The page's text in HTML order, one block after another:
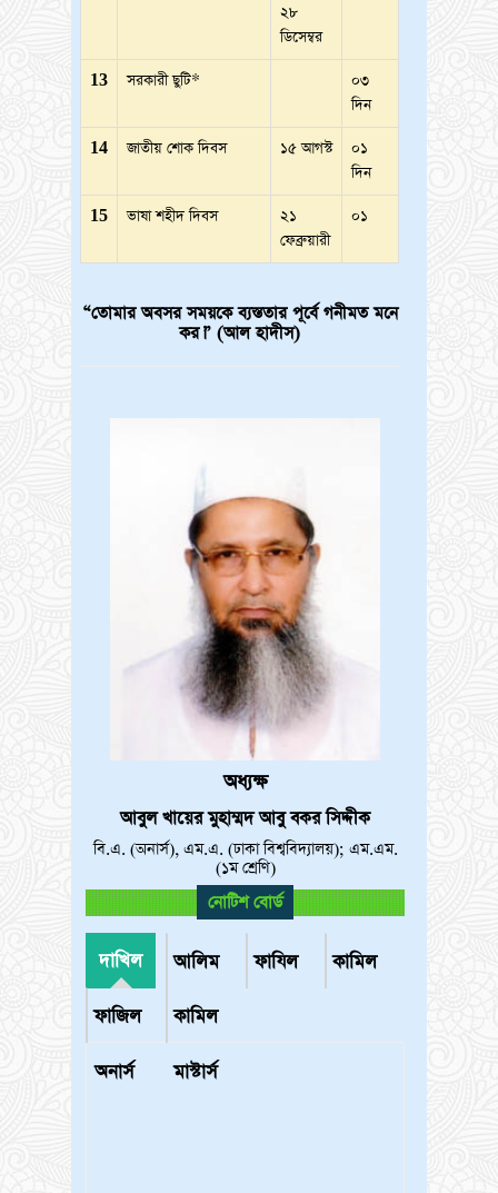
২৮
ডিসেম্বর
13 সরকারী ছুটি*
০৩
দিন
14 জাতীয় শোক দিবস ১৫ আগস্ট
০১
দিন
15 ভাষা শহীদ দিবস
২১
ফেব্রুয়ারী
০১
“তোমার অবসর সময়কে ব্যস্ততার পূর্বে গনীমত মনে
কর।” (আল হাদীস)
অধ্যক্ষ
আবুল খায়ের মুহাম্মদ আবু বকর সিদ্দীক
বি.এ. (অনার্স), এম.এ. (ঢাকা বিশ্ববিদ্যালয়); এম.এম.
(১ম শ্রেণি)
নোটিশ বোর্ড
দাখিল আলিম ফাযিল কামিল
ফাজিল
অনার্স
কামিল
মাস্টার্স